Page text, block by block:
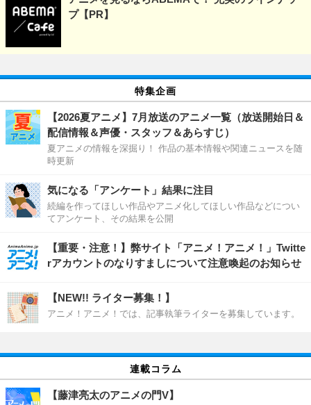
プ【PR】
特集企画
【2026夏アニメ】7月放送のアニメ一覧（放送開始日＆
配信情報＆声優・スタッフ＆あらすじ）
夏アニメの情報を深掘り！ 作品の基本情報や関連ニュースを随
時更新
気になる「アンケート」結果に注目
続編を作ってほしい作品やアニメ化してほしい作品などについ
てアンケート、その結果を公開
【重要・注意！】弊サイト「アニメ！アニメ！」Twitte
rアカウントのなりすましについて注意喚起のお知らせ
【NEW!! ライター募集！】
アニメ！アニメ！では、記事執筆ライターを募集しています。
連載コラム
【藤津亮太のアニメの門V】